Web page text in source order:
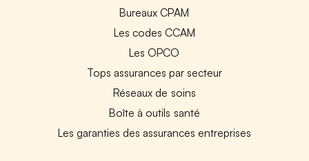
Bureaux CPAM
Les codes CCAM
Les OPCO
Tops assurances par secteur
Réseaux de soins
Boîte à outils santé
Les garanties des assurances entreprises